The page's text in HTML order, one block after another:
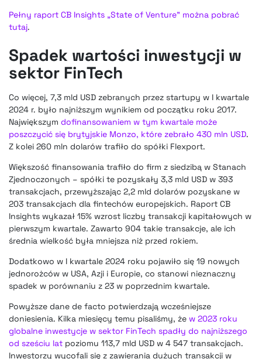
Pełny raport CB Insights „State of Venture” można pobrać
tutaj.
Spadek wartości inwestycji w
sektor FinTech
Co więcej, 7,3 mld USD zebranych przez startupy w I kwartale
2024 r. było najniższym wynikiem od początku roku 2017.
Największym dofinansowaniem w tym kwartale może
poszczycić się brytyjskie Monzo, które zebrało 430 mln USD.
Z kolei 260 mln dolarów trafiło do spółki Flexport.
Większość finansowania trafiło do firm z siedzibą w Stanach
Zjednoczonych – spółki te pozyskały 3,3 mld USD w 393
transakcjach, przewyższając 2,2 mld dolarów pozyskane w
203 transakcjach dla fintechów europejskich. Raport CB
Insights wykazał 15% wzrost liczby transakcji kapitałowych w
pierwszym kwartale. Zawarto 904 takie transakcje, ale ich
średnia wielkość była mniejsza niż przed rokiem.
Dodatkowo w I kwartale 2024 roku pojawiło się 19 nowych
jednorożców w USA, Azji i Europie, co stanowi nieznaczny
spadek w porównaniu z 23 w poprzednim kwartale.
Powyższe dane de facto potwierdzają wcześniejsze
doniesienia. Kilka miesięcy temu pisaliśmy, że w 2023 roku
globalne inwestycje w sektor FinTech spadły do najniższego
od sześciu lat poziomu 113,7 mld USD w 4 547 transakcjach.
Inwestorzy wycofali się z zawierania dużych transakcji w